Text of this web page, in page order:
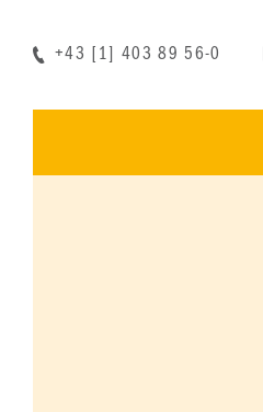
+43 [1] 403 89 56-0